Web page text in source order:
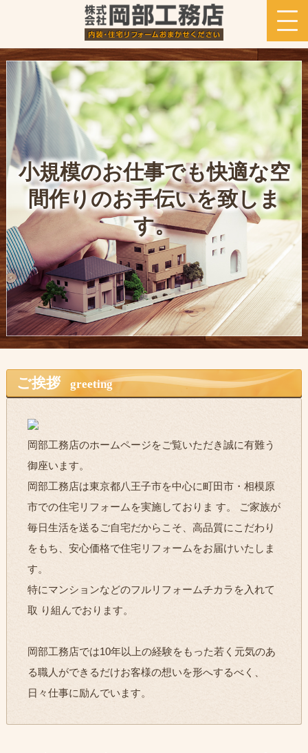
小規模のお仕事でも快適な空
間作りのお手伝いを致しま
す。
ご挨拶 greeting
岡部工務店のホームページをご覧いただき誠に有難う
御座います。
岡部工務店は東京都八王子市を中心に町田市・相模原
市での住宅リフォームを実施しておりま す。 ご家族が
毎日生活を送るご自宅だからこそ、高品質にこだわり
をもち、安心価格で住宅リフォームをお届けいたしま
す。
特にマンションなどのフルリフォームチカラを入れて
取 り組んでおります。
岡部工務店では10年以上の経験をもった若く元気のあ
る職人ができるだけお客様の想いを形へするべく、
日々仕事に励んでいます。